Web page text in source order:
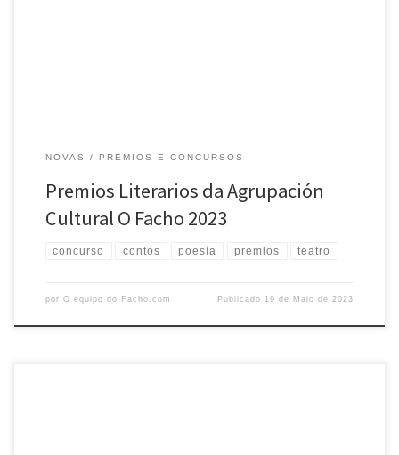
NOVAS PREMIOS E CONCURSOS
Premios Literarios da Agrupación
Cultural O Facho 2023
concurso contos poesía premios teatro
por O equipo do Facho.com Publicado 19 de Maio de 2023